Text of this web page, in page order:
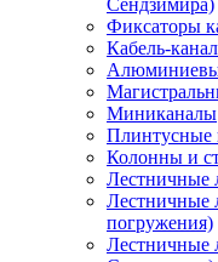
Сендзимира)
Фиксаторы
Кабель-
Миниканалы
Плинтусные
Колонны и
Лестничные
Лестничные
погружения)
Лестничные